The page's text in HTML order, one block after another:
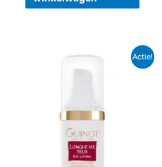
Actie!
Oorspronkelijke
Huidige